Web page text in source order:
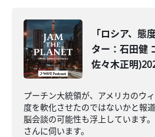
「ロシア、態
ター：石田健
佐々木正明
プーチン大統領が、アメリカのウ
度を軟化させたのではないかと報
脳会談の可能性も浮上しています
さんに伺います。